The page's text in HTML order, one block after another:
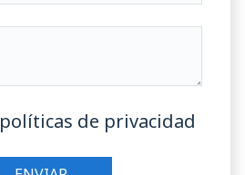
políticas de privacidad